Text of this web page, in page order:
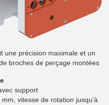
une précision maximale et un
broches de perçage montées
support
vitesse de rotation jusqu’à